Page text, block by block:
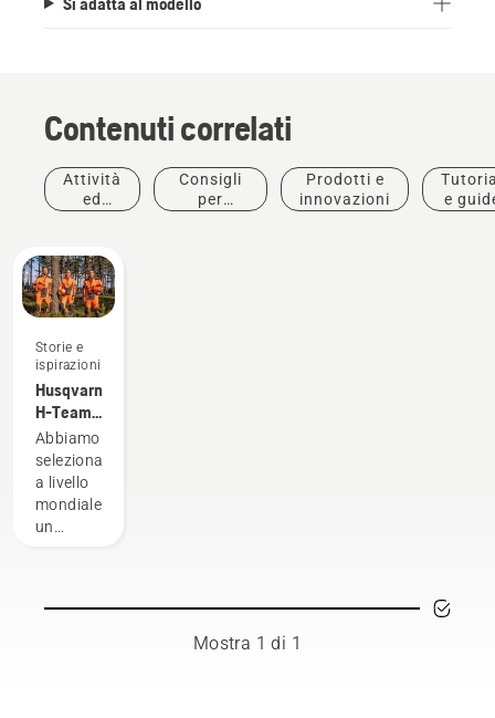
Contenuti correlati
Attività
ed
Consigli
per
Prodotti e
innovazioni
e
Storie e
ispirazioni
Husqvarna
H-Team -
Gli
ambasciatori
Abbiamo
selezionato
a livello
mondiale
un
rispettabili
Mostra 1 di 1